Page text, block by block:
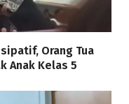
Orang Tua
Anak Kelas 5